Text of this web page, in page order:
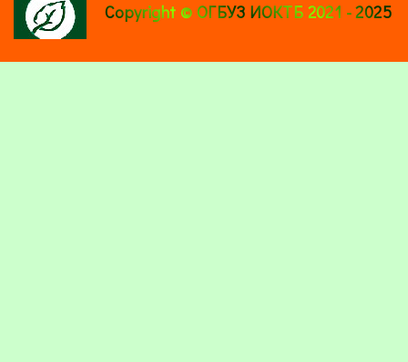
Copyright © ОГБУЗ ИОКТБ 2021 - 2025